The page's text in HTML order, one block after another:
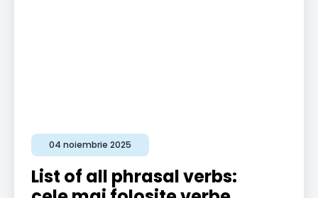
04 noiembrie 2025
List of all phrasal verbs: